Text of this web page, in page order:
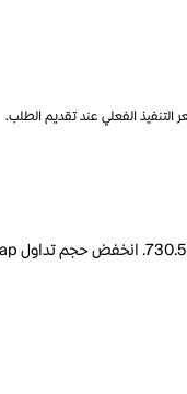
الفعلي عند تقديم الطلب.